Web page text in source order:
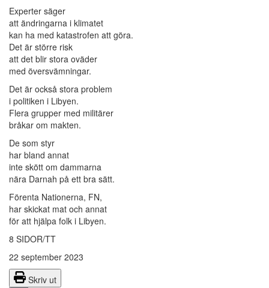
Experter säger
att ändringarna i klimatet
kan ha med katastrofen att göra.
Det är större risk
att det blir stora oväder
med översvämningar.
Det är också stora problem
i politiken i Libyen.
Flera grupper med militärer
bråkar om makten.
De som styr
har bland annat
inte skött om dammarna
nära Darnah på ett bra sätt.
Förenta Nationerna, FN,
har skickat mat och annat
för att hjälpa folk i Libyen.
8 SIDOR/TT
22 september 2023
Skriv ut